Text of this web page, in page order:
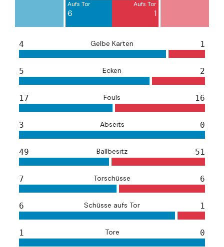
Aufs Tor
6
Aufs Tor
1
4 Gelbe Karten 1
5 Ecken 2
17 Fouls 16
3 Abseits 0
49 Ballbesitz 51
7 Torschüsse 6
6 Schüsse aufs Tor 1
1 Tore 0